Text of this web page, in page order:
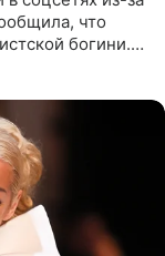
что
богини.